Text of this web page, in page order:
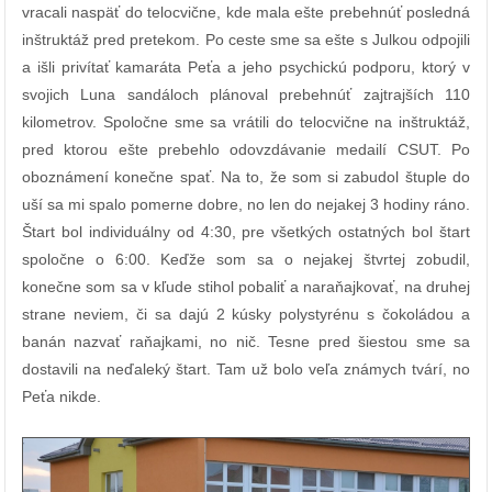
vracali naspäť do telocvične, kde mala ešte prebehnúť posledná
inštruktáž pred pretekom. Po ceste sme sa ešte s Julkou odpojili
a išli privítať kamaráta Peťa a jeho psychickú podporu, ktorý v
svojich Luna sandáloch plánoval prebehnúť zajtrajších 110
kilometrov. Spoločne sme sa vrátili do telocvične na inštruktáž,
pred ktorou ešte prebehlo odovzdávanie medailí CSUT. Po
oboznámení konečne spať. Na to, že som si zabudol štuple do
uší sa mi spalo pomerne dobre, no len do nejakej 3 hodiny ráno.
Štart bol individuálny od 4:30, pre všetkých ostatných bol štart
spoločne o 6:00. Keďže som sa o nejakej štvrtej zobudil,
konečne som sa v kľude stihol pobaliť a naraňajkovať, na druhej
strane neviem, či sa dajú 2 kúsky polystyrénu s čokoládou a
banán nazvať raňajkami, no nič. Tesne pred šiestou sme sa
dostavili na neďaleký štart. Tam už bolo veľa známych tvárí, no
Peťa nikde.